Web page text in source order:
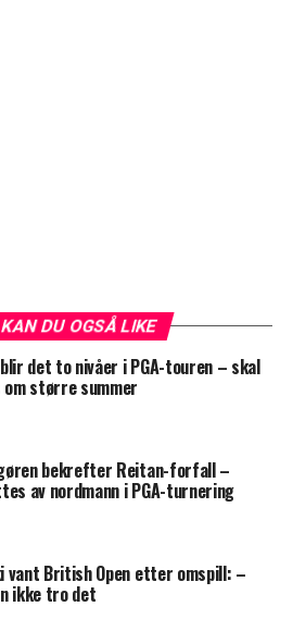
DU OGSÅ LIKE
det to nivåer i PGA-touren – skal
om større summer
bekrefter Reitan-forfall –
av nordmann i PGA-turnering
vant British Open etter omspill: –
ikke tro det